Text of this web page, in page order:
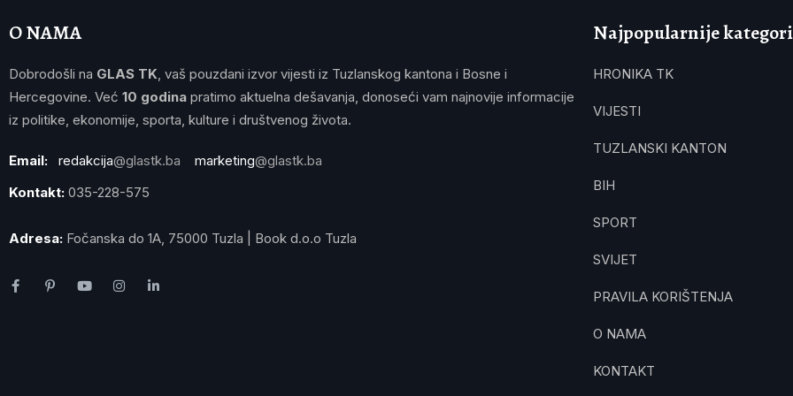
O NAMA
Dobrodošli na GLAS TK, vaš pouzdani izvor vijesti iz Tuzlanskog kantona i Bosne i
Hercegovine. Već 10 godina pratimo aktuelna dešavanja, donoseći vam najnovije informacije
iz politike, ekonomije, sporta, kulture i društvenog života.
Email: redakcija@glastk.ba marketing@glastk.ba
Kontakt: 035-228-575
Adresa: Fočanska do 1A, 75000 Tuzla | Book d.o.o Tuzla
Najpopularnije
HRONIKA TK
VIJESTI
TUZLANSKI KANTON
BIH
SPORT
SVIJET
PRAVILA KORIŠTENJA
O NAMA
KONTAKT